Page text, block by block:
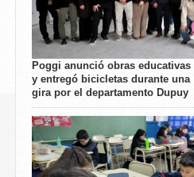
Poggi anunció obras educativas
y entregó bicicletas durante una
gira por el departamento Dupuy